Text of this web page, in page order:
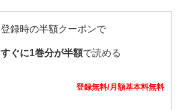
登録時の半額クーポンで
すぐに1巻分が半額で読める
登録無料/月額基本料無料